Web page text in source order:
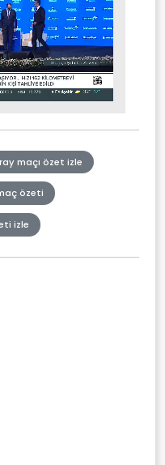
maçı özet izle
özeti
izle